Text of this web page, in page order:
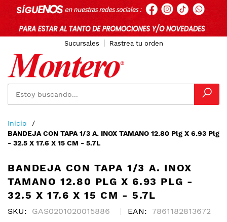
Sucursales Rastrea tu orden
contenido
Inicio
BANDEJA CON TAPA 1/3 A. INOX TAMANO 12.80 Plg X 6.93 Plg
- 32.5 X 17.6 X 15 CM - 5.7L
BANDEJA CON TAPA 1/3 A. INOX
TAMANO 12.80 PLG X 6.93 PLG -
32.5 X 17.6 X 15 CM - 5.7L
SKU GAS0201020015886 EAN 7861182813672